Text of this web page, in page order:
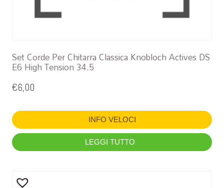
Set Corde Per Chitarra Classica Knobloch Actives DS
E6 High Tension 34.5
€6,00
INFO VELOCI
LEGGI TUTTO